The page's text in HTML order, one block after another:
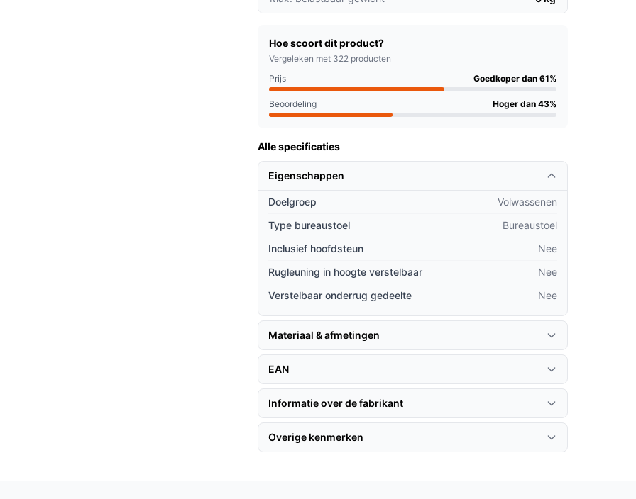
Hoe scoort dit product?
Vergeleken met 322 producten
Prijs
Goedkoper dan 61%
Beoordeling Hoger dan 43%
Alle specificaties
Eigenschappen
Doelgroep
Volwassenen
Type bureaustoel
Bureaustoel
Inclusief hoofdsteun
Nee
Rugleuning in hoogte verstelbaar
Nee
Verstelbaar onderrug gedeelte
Nee
Materiaal & afmetingen
EAN
Informatie over de fabrikant
Overige kenmerken